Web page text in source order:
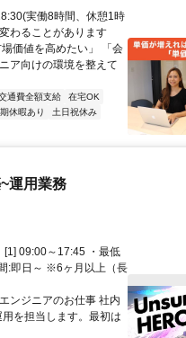
実働8時間、休憩1時
わることがあります
価値を高めたい」 「会
ア向けの環境を整えて
通費全額支給
在宅OK
休暇あり
土日祝休み
運用業務
[1] 09:00～17:45 ・最低
:即日～ ※6ヶ月以上（長
ンジニアのお仕事 社内
を担当します。最初は